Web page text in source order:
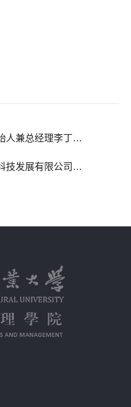
上海莱伽传媒创始人兼总经理李丁丁来我院做报告
江苏省江州农业科技发展有限公司董事长朱晋林先生来我院作报告